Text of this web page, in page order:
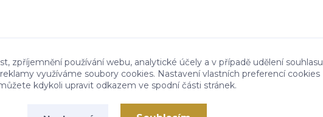
zpříjemnění používání webu, analytické účely a v případě udělení souhlasu
využíváme soubory cookies. Nastavení vlastních preferencí cookies
kdykoli upravit odkazem ve spodní části stránek.